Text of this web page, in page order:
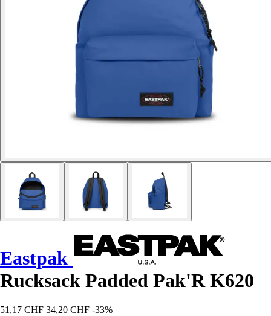
Eastpak
Rucksack Padded Pak'R K620
51,17 CHF 34,20 CHF -33%